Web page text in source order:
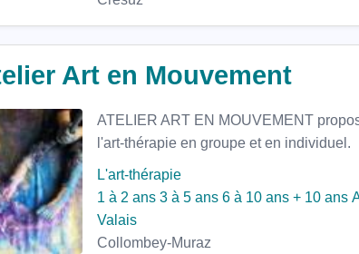
Art en Mouvement
ATELIER ART EN MOUVEMENT
l'art-thérapie en groupe et en individuel.
L'art-thérapie
1 à 2 ans 3 à 5 ans 6 à 10 ans + 10 ans
Valais
Collombey-Muraz